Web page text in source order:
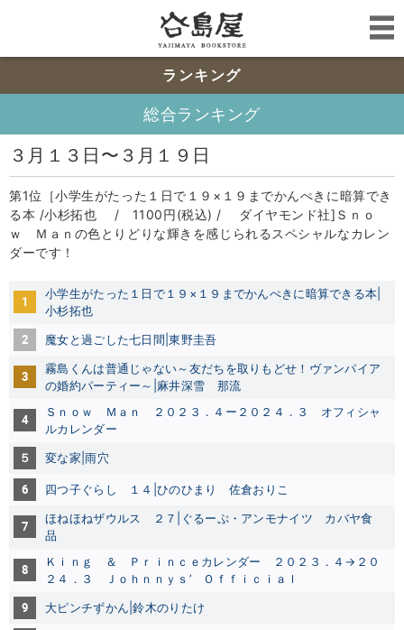
ランキング
総合ランキング
３月１３日〜３月１９日
第1位［小学生がたった１日で１９×１９までかんぺきに暗算でき
る本 /小杉拓也 / 1100円(税込) / ダイヤモンド社]Ｓｎｏ
ｗ Ｍａｎの色とりどりな輝きを感じられるスペシャルなカレン
ダーです！
1
小学生がたった１日で１９×１９までかんぺきに暗算できる本|
小杉拓也
2 魔女と過ごした七日間|東野圭吾
3
霧島くんは普通じゃない～友だちを取りもどせ！ヴァンパイア
の婚約パーティー～|麻井深雪
那流
4
Ｓｎｏｗ Ｍａｎ ２０２３．４ー２０２４．３ オフィシャ
ルカレンダー
５ 変な家|雨穴
6 四つ子ぐらし １４|ひのひまり 佐倉おりこ
7 ほねほねザウルス ２７|ぐるーぷ・アンモナイツ
カバヤ食
品
8
Ｋｉｎｇ ＆ Ｐｒｉｎｃｅカレンダー ２０２３．４→２０
２４．３ Ｊｏｈｎｎｙｓ’ Ｏｆｆｉｃｉａｌ
9 大ピンチずかん|鈴木のりたけ